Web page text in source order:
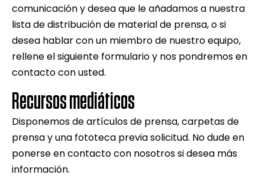
comunicación y desea que le añadamos a nuestra
lista de distribución de material de prensa, o si
desea hablar con un miembro de nuestro equipo,
rellene el siguiente formulario y nos pondremos en
contacto con usted.
Recursos mediáticos
Disponemos de artículos de prensa, carpetas de
prensa y una fototeca previa solicitud. No dude en
ponerse en contacto con nosotros si desea más
información.